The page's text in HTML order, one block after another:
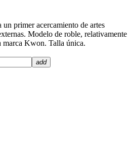
un primer acercamiento de artes
Modelo de roble, relativamente
marca Kwon. Talla única.
add